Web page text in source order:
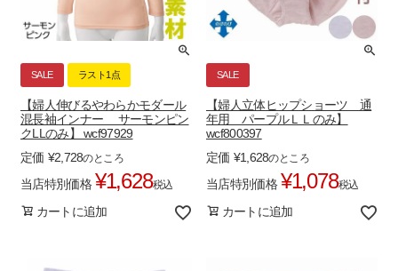
SALE ラスト1点
【婦人伸びるやわらかモダール
混長袖インナー サーモンピン
クLLのみ】 wcf97929
定価 ¥2,728のところ
当店特別価格 ¥1,628税込
カートに追加
SALE
【婦人立体ヒップショーツ 通
年用 パープルＬＬのみ】
wcf800397
定価 ¥1,628のところ
当店特別価格 ¥1,078税込
カートに追加